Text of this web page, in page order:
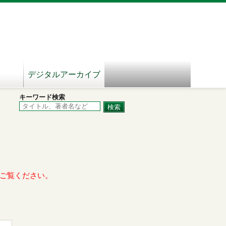
デジタルアーカイブ
キーワード検索
覧ください。